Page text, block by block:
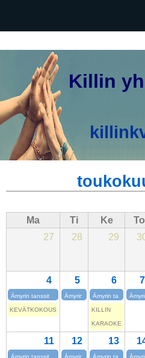
Killin
Ma Ti Ke To
27
28 29
4 5 6 7
Ämyrin tanssit Ämyrin tanssitÄmyrin tanssit
KEVÄTKOKOUS KILLIN
KARAOKE
11 12 13
Ämyrin tanssit Ämyrin tanssitÄmyrin tanssit